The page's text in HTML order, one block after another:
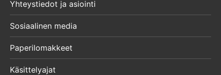
Yhteystiedot ja asiointi
Sosiaalinen media
Paperilomakkeet
Käsittelyajat